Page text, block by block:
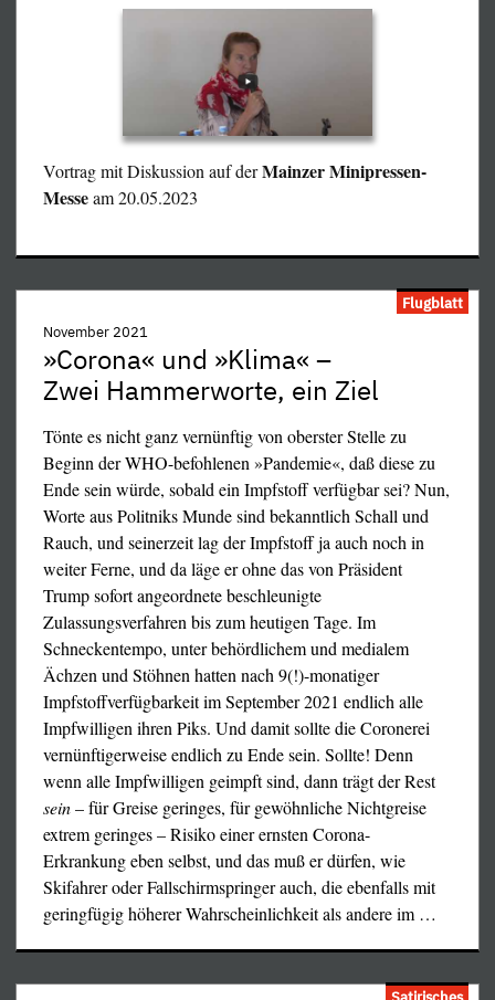
sie das nicht, überwiegt der Schaden ihren Nutzen bei
weitem, insbesondere für die ohnehin durch Flächenraub
Lügenpresse. Die Illusion eines Unterschiedes statt einer
psychologischen Arbeitsteilung der »Lizenzparteien«
Westdeutschlands führte in den künstlichen
Wohlstandszeiten vor 1990 das Volk von Wahl zu Wahl an
der Nase herum (nachlesen in Wikipedia u.ä., was
»Lizenzparteien« sind; sie wurden 1944 in den USA
»designt« und ab 1945 dann aus recycelten Nazis [z.B.
Globke, dem Vater der »Nürnberger Gesetze«] und
papsttreuen Reaktionären [CDU] oder recycelten Nazis
[z.B. Karl Schiller, SPD] und den verläßlich
antikommunistischen deutschen Menschewiki [Brandt,
Schmidt] aufgebaut, dazu Zwerge für psychologisch
wirksame Regierungswechsel zwischen den beiden [als
angebliches »Zünglein an der Waage«]). Da sie 99 % allen
ernsthaften Widerstands gegen Hitler gestellt hatte und
entsprechend viele Märtyrer aufwies, mußten die neuen
transatlantischen Herren die KPD erst einmal etwas in
Ruhe lassen, bis ihre Kasperpuppen fest im Sattel saßen;
dann nicht mehr.
So und nicht anders entstand das System der
westdeutschen Kartellparteien, inzwischen ergänzt durch
Einpeitscher des Wohlstandsabbaus, die unter falscher
Flagge segeln. (Die »Grünen« quatschen was von
»Umwelt«, beißen sich aber bei »Bevölkerungsreduktion«
– die so leicht geht, der großartige Geburtenrückgang bei
Wohlstand und Rechtssicherheit bewies es auf der ganzen
Vortrag mit Diskussion auf derMainzer Minipressen-
Messeam 20.05.2023
Flugblatt
November 2021
»Corona« und »Klima« –
Zwei Hammerworte, ein Ziel
Tönte es nicht ganz vernünftig von oberster Stelle zu
Beginn der WHO-befohlenen »Pandemie«, daß diese zu
Ende sein würde, sobald ein Impfstoff verfügbar sei? Nun,
Worte aus Politniks Munde sind bekanntlich Schall und
Rauch, und seinerzeit lag der Impfstoff ja auch noch in
weiter Ferne, und da läge er ohne das von Präsident
Trump sofort angeordnete beschleunigte
Zulassungsverfahren bis zum heutigen Tage. Im
Schneckentempo, unter behördlichem und medialem
Ächzen und Stöhnen hatten nach 9(!)-monatiger
Impfstoffverfügbarkeit im September 2021 endlich alle
Impfwilligen ihren Piks. Und damit sollte die Coronerei
vernünftigerweise endlich zu Ende sein. Sollte! Denn
wenn alle Impfwilligen geimpft sind, dann trägt der Rest
sein– für Greise geringes, für gewöhnliche Nichtgreise
extrem geringes – Risiko einer ernsten Corona-
Erkrankung eben selbst, und das muß er dürfen, wie
Skifahrer oder Fallschirmspringer auch, die ebenfalls mit
geringfügig höherer Wahrscheinlichkeit als andere im …